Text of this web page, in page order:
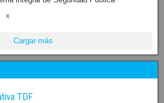
X
Cargar más
TDF